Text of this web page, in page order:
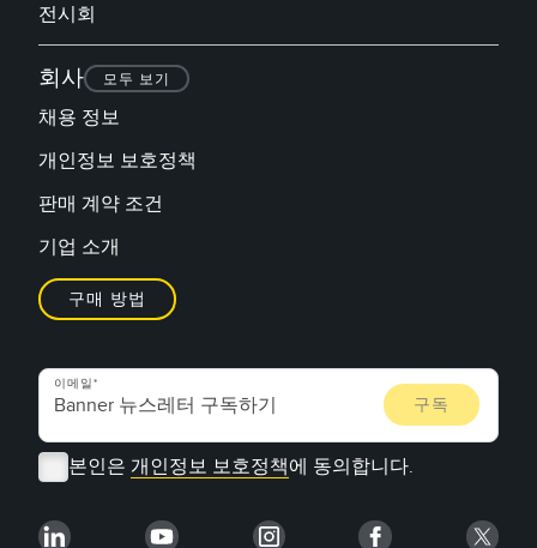
전시회
회사 모두 보기
채용 정보
개인정보 보호정책
판매 계약 조건
기업 소개
구매 방법
이메일
본인은 개인정보 보호정책에 동의합니다.